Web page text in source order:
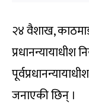
२४ वैशाख,
प्रधानन्यायाधीश
जनाएकी छिन् ।